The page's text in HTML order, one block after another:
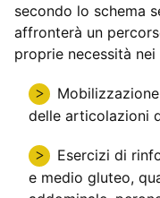
secondo lo schema
affronterà un
proprie necessità
delle articolazioni
Esercizi di
e medio gluteo,